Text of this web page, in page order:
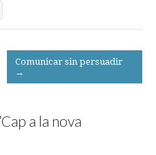
Comunicar sin persuadir
→
Cap a la nova